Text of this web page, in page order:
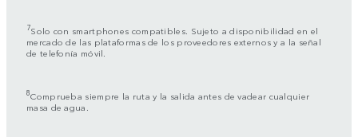
7Solo con smartphones compatibles. Sujeto a disponibilidad en el
mercado de las plataformas de los proveedores externos y a la señal
de telefonía móvil.
8Comprueba siempre la ruta y la salida antes de vadear cualquier
masa de agua.